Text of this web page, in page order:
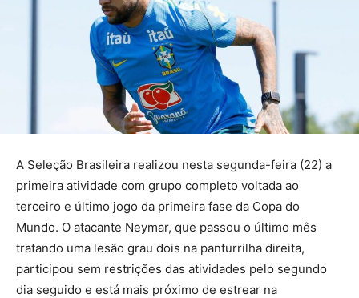
A Seleção Brasileira realizou nesta segunda-feira (22) a
primeira atividade com grupo completo voltada ao
terceiro e último jogo da primeira fase da Copa do
Mundo. O atacante Neymar, que passou o último mês
tratando uma lesão grau dois na panturrilha direita,
participou sem restrições das atividades pelo segundo
dia seguido e está mais próximo de estrear na